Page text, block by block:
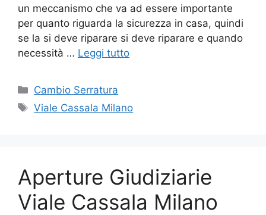
un meccanismo che va ad essere importante
per quanto riguarda la sicurezza in casa, quindi
se la si deve riparare si deve riparare e quando
necessità … Leggi tutto
Categorie
Cambio Serratura
Tag
Viale Cassala Milano
Aperture Giudiziarie
Viale Cassala Milano